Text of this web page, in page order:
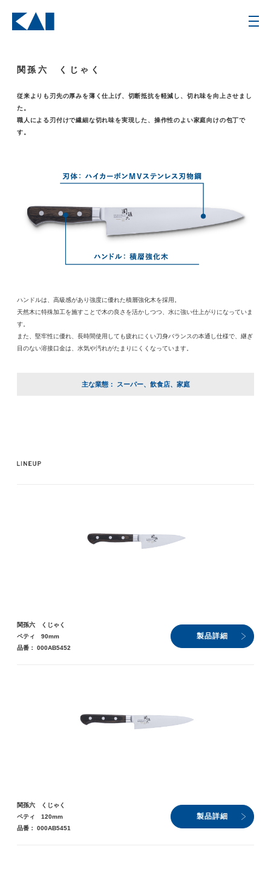
関孫六 くじゃく
従来よりも刃先の厚みを薄く仕上げ、切断抵抗を軽減し、切れ味を向上させまし
た。
職人による刃付けで繊細な切れ味を実現した、操作性のよい家庭向けの包丁で
す。
ハンドルは、高級感があり強度に優れた積層強化木を採用。
天然木に特殊加工を施すことで木の良さを活かしつつ、水に強い仕上がりになっていま
す。
また、堅牢性に優れ、長時間使用しても疲れにくい刀身バランスの本通し仕様で、継ぎ
目のない溶接口金は、水気や汚れがたまりにくくなっています。
主な業態： スーパー、飲食店、家庭
関孫六 くじゃく
ペティ 90mm
品番： 000AB5452
製品詳細
関孫六 くじゃく
ペティ 120mm
品番： 000AB5451
製品詳細